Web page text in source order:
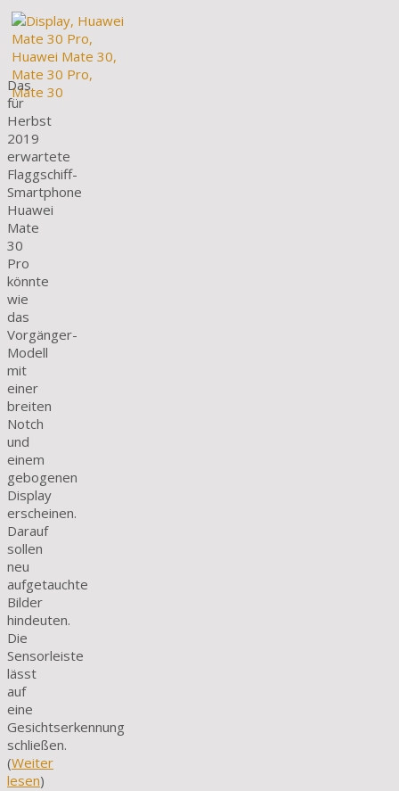
Das
für
Herbst
2019
erwartete
Flaggschiff-
Smartphone
Huawei
Mate
30
Pro
könnte
wie
das
Vorgänger-
Modell
mit
einer
breiten
Notch
und
einem
gebogenen
Display
erscheinen.
Darauf
sollen
neu
aufgetauchte
Bilder
hindeuten.
Die
Sensorleiste
lässt
auf
eine
Gesichtserkennung
schließen.
(Weiter
lesen)